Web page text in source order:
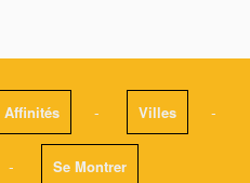
Affinités - Villes -
- Se Montrer